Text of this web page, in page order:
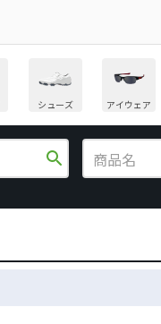
シューズ アイウェア
search